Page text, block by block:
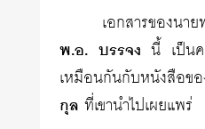
เอกสารของนา
พ.อ. บรรจง นี้ เป็นค
เหมือนกันกับหนังสือข
กุล ที่เขานำไปเผยแพร่